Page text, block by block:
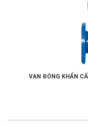
VAN ĐÓNG KHẨN